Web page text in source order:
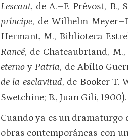
Lescaut, de A.–F. Prévost, B.,
príncipe, de Wilhelm
Hermant, M., Biblioteca
Rancé, de Chateaubriand, M.,
eterno yPatria, de Abílio
de la esclavitud, de Booker T.
Swetchine; B., Juan Gili, 1900).
Cuando ya es un dramaturgo
obras contemporáneas con